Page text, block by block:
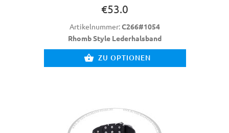
€53.0
Artikelnummer:C266#1054
Rhomb Style Lederhalsband
ZU OPTIONEN